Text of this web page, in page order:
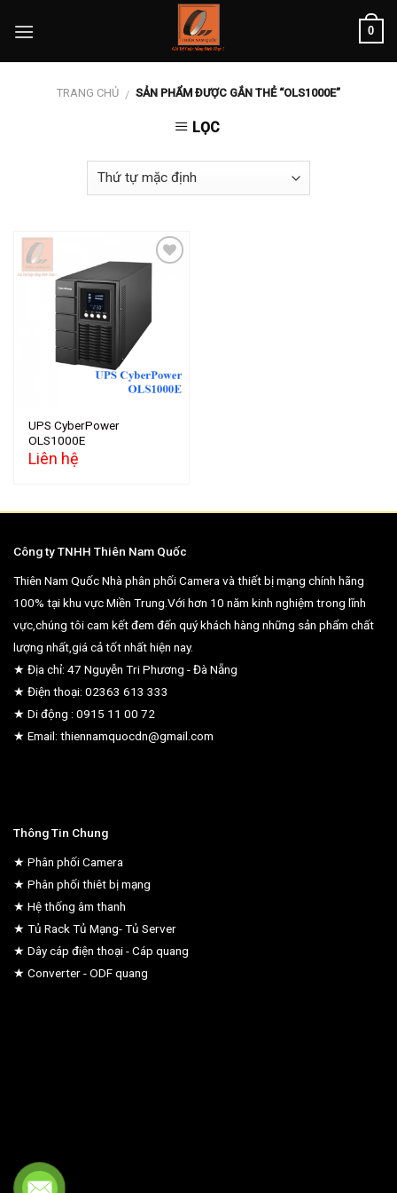
0
TRANG CHỦ / SẢN PHẨM ĐƯỢC GẮN THẺ “OLS1000E”
LỌC
wishlist
UPS CyberPower
OLS1000E
Liên hệ
Công ty TNHH Thiên Nam Quốc
Thiên Nam Quốc Nhà phân phối Camera và thiết bị mạng chính hãng
100% tại khu vực Miền Trung.Với hơn 10 năm kinh nghiệm trong lĩnh
vực,chúng tôi cam kết đem đến quý khách hàng những sản phẩm chất
lượng nhất,giá cả tốt nhất hiện nay.
★ Địa chỉ: 47 Nguyễn Tri Phương - Đà Nẵng
★ Điện thoại: 02363 613 333
★ Di động : 0915 11 00 72
★ Email: thiennamquocdn@gmail.com
Thông Tin Chung
★ Phân phối Camera
★ Phân phối thiêt bị mạng
★ Hệ thống âm thanh
★ Tủ Rack Tủ Mạng- Tủ Server
★ Dây cáp điện thoại - Cáp quang
★ Converter - ODF quang